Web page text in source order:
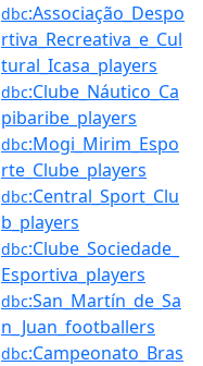
dbc:Associação_Despo
rtiva_Recreativa_e_Cul
tural_Icasa_players
dbc:Clube_Náutico_Ca
pibaribe_players
dbc:Mogi_Mirim_Espo
rte_Clube_players
dbc:Central_Sport_Clu
b_players
dbc:Clube_Sociedade_
Esportiva_players
dbc:San_Martín_de_Sa
n_Juan_footballers
dbc:Campeonato_Bras